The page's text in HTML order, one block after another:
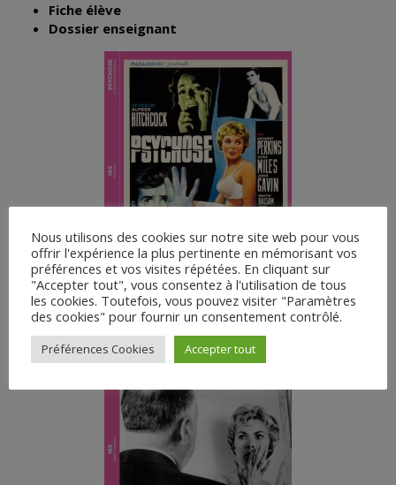
Fiche élève
Dossier enseignant
Nous utilisons des cookies sur notre site web pour vous
offrir l'expérience la plus pertinente en mémorisant vos
préférences et vos visites répétées. En cliquant sur
"Accepter tout", vous consentez à l'utilisation de tous
les cookies. Toutefois, vous pouvez visiter "Paramètres
des cookies" pour fournir un consentement contrôlé.
Préférences Cookies Accepter tout